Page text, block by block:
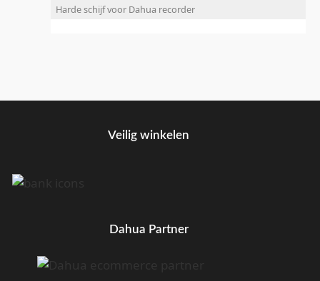
Harde schijf voor Dahua recorder
Veilig winkelen
Dahua Partner